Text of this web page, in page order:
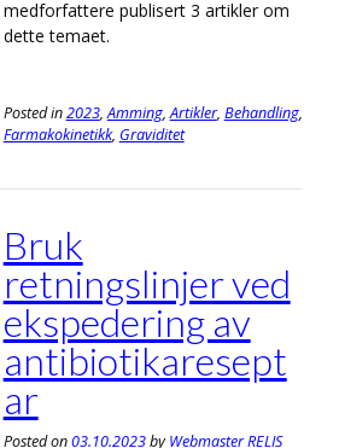
medforfattere publisert 3 artikler om
dette temaet.
Posted in2023,Amming,Artikler, Behandling,
Farmakokinetikk, Graviditet
Bruk
retningslinjer ved
ekspedering av
antibiotikaresept
ar
Posted on03.10.2023byWebmaster RELIS